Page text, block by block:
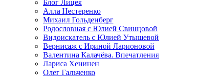
Блог Лицея
Алла Нестеренко
Михаил Гольденберг
Родословная с Юлией Свинцовой
Видоискатель с Юлией Утышевой
Вернисаж с Ириной Ларионовой
Валентина Калачёва. Впечатления
Лариса Хенинен
Олег Гальченко